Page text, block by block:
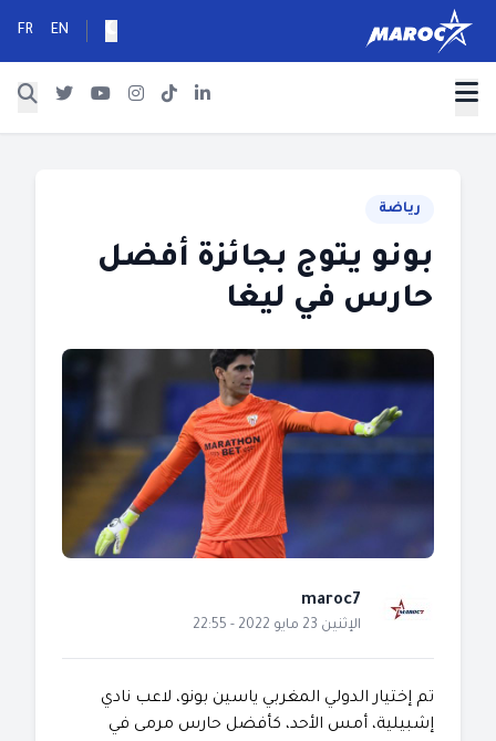
EN
FR
رياضة
بونو يتوج بجائزة أفضل
حارس في ليغا
maroc7
الإثنين 23 مايو 2022 - 22:55
تم إختيار الدولي المغربي ياسين بونو، لاعب نادي
إشبيلية، أمس الأحد، كأفضل حارس مرمى في